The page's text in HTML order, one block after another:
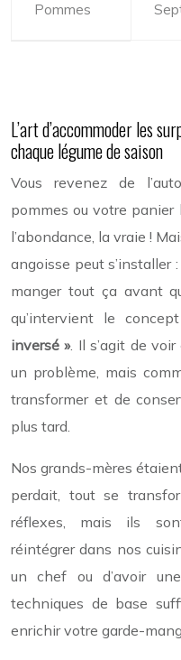
Pommes
L’art d’accommoder les
chaque légume de saison
Vous revenez de
pommes ou votre panier
l’abondance, la vraie !
angoisse peut s’installer
manger tout ça avant
qu’intervient le
inversé ». Il s’agit de
un problème, mais
transformer et de
plus tard.
Nos grands-mères
perdait, tout se
réflexes, mais ils
réintégrer dans nos
un chef ou d’avoir
techniques de base
enrichir votre garde-